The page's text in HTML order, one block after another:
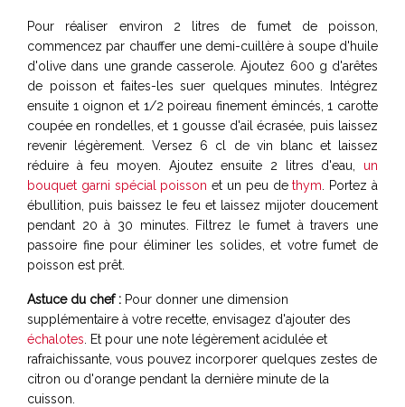
Pour réaliser environ 2 litres de fumet de poisson,
commencez par chauffer une demi-cuillère à soupe d'huile
d'olive dans une grande casserole. Ajoutez 600 g d'arêtes
de poisson et faites-les suer quelques minutes. Intégrez
ensuite 1 oignon et 1/2 poireau finement émincés, 1 carotte
coupée en rondelles, et 1 gousse d'ail écrasée, puis laissez
revenir légèrement. Versez 6 cl de vin blanc et laissez
réduire à feu moyen. Ajoutez ensuite 2 litres d'eau, un
bouquet garni spécial poisson et un peu dethym . Portez à
ébullition, puis baissez le feu et laissez mijoter doucement
pendant 20 à 30 minutes. Filtrez le fumet à travers une
passoire fine pour éliminer les solides, et votre fumet de
poisson est prêt.
Astuce du chef : Pour donner une dimension
supplémentaire à votre recette, envisagez d'ajouter des
échalotes . Et pour une note légèrement acidulée et
rafraichissante, vous pouvez incorporer quelques zestes de
citron ou d'orange pendant la dernière minute de la
cuisson.